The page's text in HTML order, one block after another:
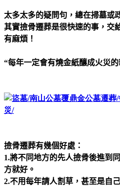
太多太多的疑問句，總在掃墓或
其實撿骨遷葬是很快速的事，交
有麻煩！
“每年一定會有燒金紙釀成火災的
撿骨遷葬有幾個好處：
1.將不同地方的先人撿骨後進到
方就好。
2.不用每年請人割草，甚至是自